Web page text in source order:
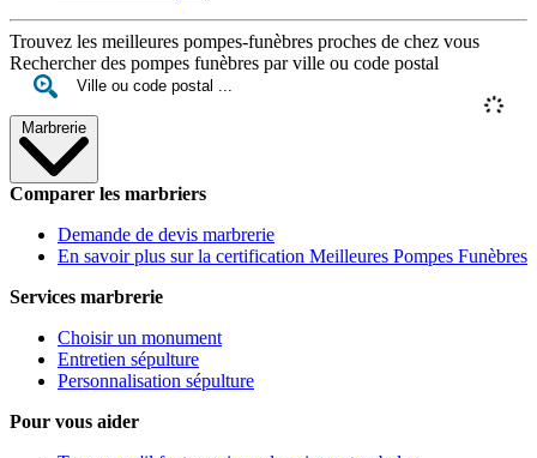
Trouvez les meilleures pompes-funèbres proches de chez vous
Rechercher des pompes funèbres par ville ou code postal
Marbrerie
Comparer les marbriers
Demande de devis marbrerie
En savoir plus sur la certification Meilleures Pompes Funèbres
Services marbrerie
Choisir un monument
Entretien sépulture
Personnalisation sépulture
Pour vous aider